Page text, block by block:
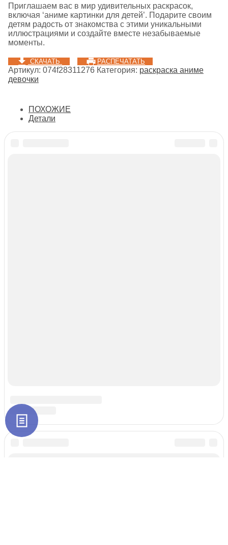
Приглашаем вас в мир удивительных раскрасок,
включая ‘аниме картинки для детей’. Подарите своим
детям радость от знакомства с этими уникальными
иллюстрациями и создайте вместе незабываемые
моменты.
СКАЧАТЬ РАСПЕЧАТАТЬ
Артикул: 074f28311276 Категория: раскраска аниме
девочки
ПОХОЖИЕ
Детали